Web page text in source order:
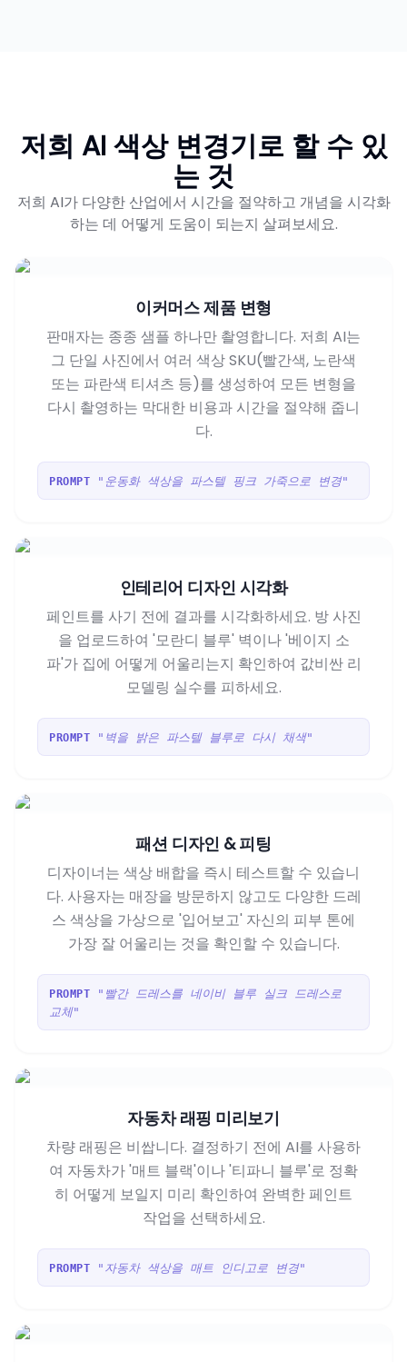
저희 AI 색상 변경기로 할 수 있
는 것
저희 AI가 다양한 산업에서 시간을 절약하고 개념을 시각화
하는 데 어떻게 도움이 되는지 살펴보세요.
이커머스 제품 변형
판매자는 종종 샘플 하나만 촬영합니다. 저희 AI는
그 단일 사진에서 여러 색상 SKU(빨간색, 노란색
또는 파란색 티셔츠 등)를 생성하여 모든 변형을
다시 촬영하는 막대한 비용과 시간을 절약해 줍니
다.
PROMPT "운동화 색상을 파스텔 핑크 가죽으로 변경"
인테리어 디자인 시각화
페인트를 사기 전에 결과를 시각화하세요. 방 사진
을 업로드하여 '모란디 블루' 벽이나 '베이지 소
파'가 집에 어떻게 어울리는지 확인하여 값비싼 리
모델링 실수를 피하세요.
PROMPT "벽을 밝은 파스텔 블루로 다시 채색"
패션 디자인 & 피팅
디자이너는 색상 배합을 즉시 테스트할 수 있습니
다. 사용자는 매장을 방문하지 않고도 다양한 드레
스 색상을 가상으로 '입어보고' 자신의 피부 톤에
가장 잘 어울리는 것을 확인할 수 있습니다.
PROMPT
"빨간 드레스를 네이비 블루 실크 드레스로
교체"
자동차 래핑 미리보기
차량 래핑은 비쌉니다. 결정하기 전에 AI를 사용하
여 자동차가 '매트 블랙'이나 '티파니 블루'로 정확
히 어떻게 보일지 미리 확인하여 완벽한 페인트
작업을 선택하세요.
PROMPT "자동차 색상을 매트 인디고로 변경"